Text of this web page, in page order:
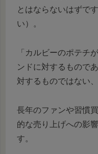
とはならないはずで
い）。
「カルビーのポテチ
ンドに対するもので
対するものではない
長年のファンや習慣
的な売り上げへの影
す。